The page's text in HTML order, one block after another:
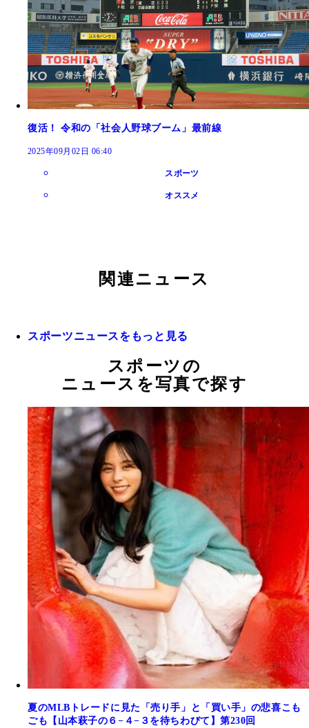
復活！ 令和の「社会人野球ブーム」最前線
2025年09月02日 06:40
スポーツ
オススメ
関連ニュース
スポーツニュースをもっと見る
スポーツの
ニュースを写真で探す
夏のMLBトレードに見た「売り手」と「買い手」の悲喜こも
ごも【山本萩子の６−４−３を待ちわびて】第230回